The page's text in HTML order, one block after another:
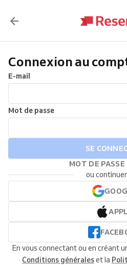
Connexion au
E-mail
Mot de passe
SE
MOT DE
ou
En vous connectant ou en créant
Conditions généraleset la